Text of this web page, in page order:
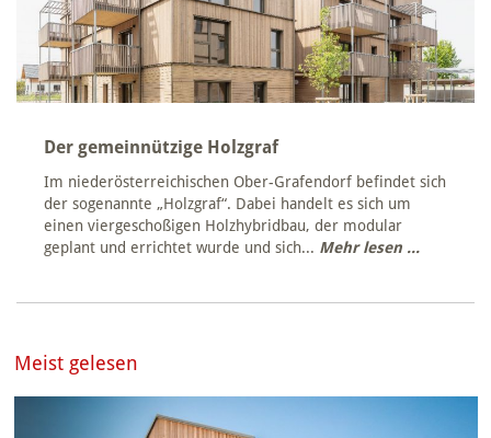
Der gemeinnützige Holzgraf
Im niederösterreichischen Ober-Grafendorf befindet sich
der sogenannte „Holzgraf“. Dabei handelt es sich um
einen viergeschoßigen Holzhybridbau, der modular
geplant und errichtet wurde und sich... Mehr lesen ...
Meist gelesen